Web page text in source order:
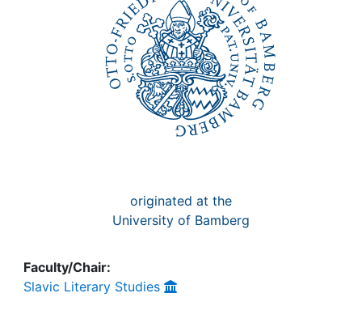
originated at the
University of Bamberg
Faculty/Chair:
Slavic Literary Studies